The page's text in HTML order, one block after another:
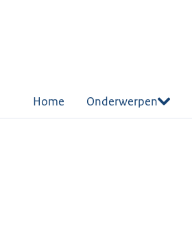
Home Onderwerpen